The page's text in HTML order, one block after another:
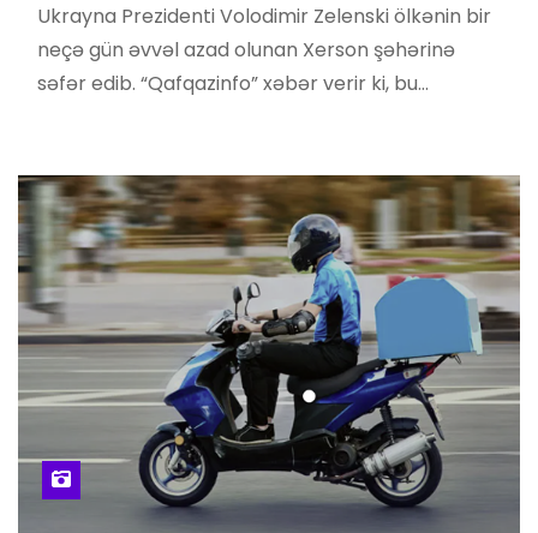
Ukrayna Prezidenti Volodimir Zelenski ölkənin bir
neçə gün əvvəl azad olunan Xerson şəhərinə
səfər edib. “Qafqazinfo” xəbər verir ki, bu…